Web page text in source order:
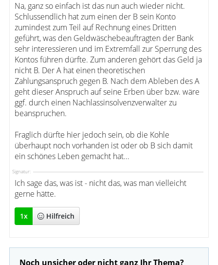
Na, ganz so einfach ist das nun auch wieder nicht.
Schlussendlich hat zum einen der B sein Konto
zumindest zum Teil auf Rechnung eines Dritten
geführt, was den Geldwäschebeauftragten der Bank
sehr interessieren und im Extremfall zur Sperrung des
Kontos führen dürfte. Zum anderen gehört das Geld ja
nicht B. Der A hat einen theoretischen
Zahlungsanspruch gegen B. Nach dem Ableben des A
geht dieser Anspruch auf seine Erben über bzw. wäre
ggf. durch einen Nachlassinsolvenzverwalter zu
beanspruchen.
Fraglich dürfte hier jedoch sein, ob die Kohle
überhaupt noch vorhanden ist oder ob B sich damit
ein schönes Leben gemacht hat...
Signatur:
Ich sage das, was ist - nicht das, was man vielleicht
gerne hätte.
1x Hilfreich
Noch unsicher oder nicht ganz Ihr Thema?